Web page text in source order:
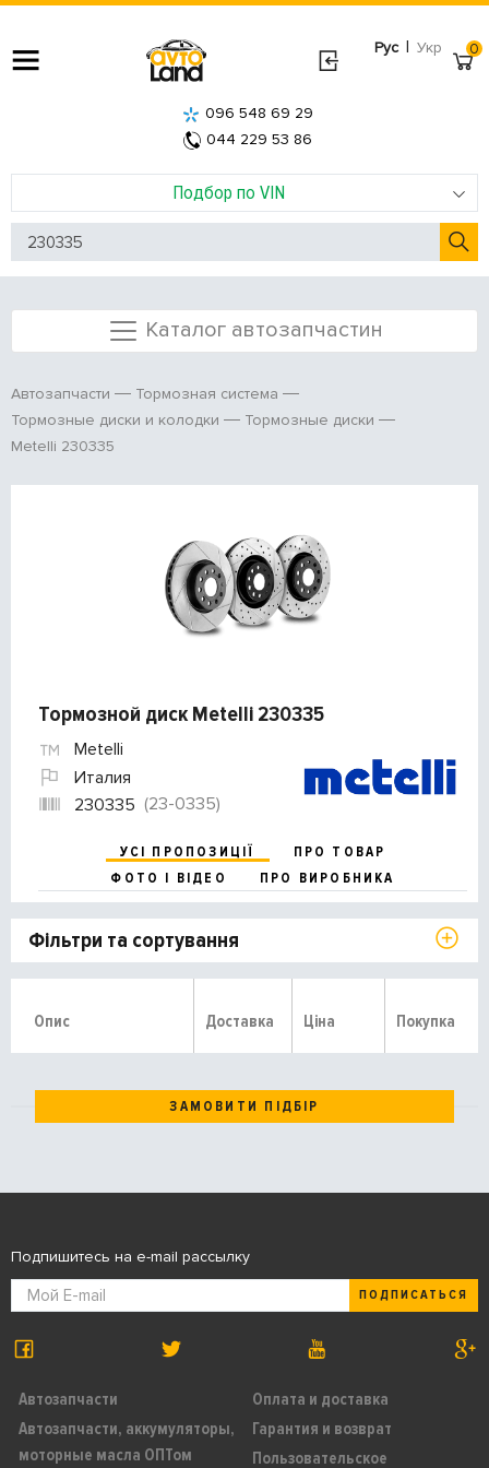
Рус | Укр
Подбор по VIN
096 548 69 29
044 229 53 86
0
Каталог автозапчастин
Автозапчасти
Тормозная система
Тормозные диски и колодки
Тормозные диски
Metelli 230335
Тормозной диск Metelli 230335
Metelli
Италия
230335 (23-0335)
УСІ ПРОПОЗИЦІЇ
ПРО ТОВАР
ФОТО І ВІДЕО
ПРО ВИРОБНИКА
Фільтри та сортування
Опис Доставка Ціна Покупка
ЗАМОВИТИ ПІДБІР
Автозапчасти
Автозапчасти, аккумуляторы,
моторные масла ОПТом
Оплата и доставка
Гарантия и возврат
Пользовательское
Подпишитесь на e-mail рассылку
ПОДПИСАТЬСЯ